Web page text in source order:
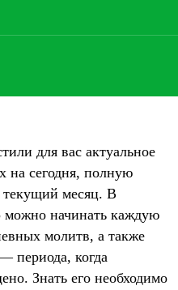
для вас актуальное
на сегодня, полную
текущий месяц. В
можно начинать каждую
молитв, а также
периода, когда
Знать его необходимо